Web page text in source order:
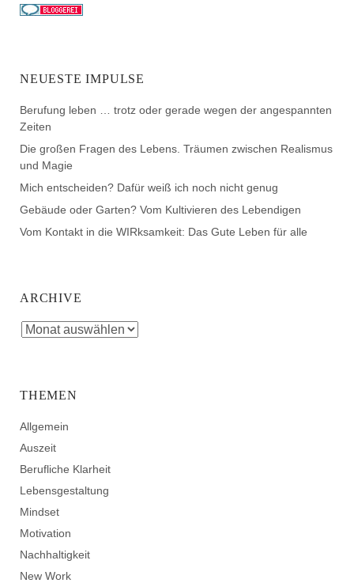
NEUESTE IMPULSE
Berufung leben … trotz oder gerade wegen der angespannten
Zeiten
Die großen Fragen des Lebens. Träumen zwischen Realismus
und Magie
Mich entscheiden? Dafür weiß ich noch nicht genug
Gebäude oder Garten? Vom Kultivieren des Lebendigen
Vom Kontakt in die WIRksamkeit: Das Gute Leben für alle
ARCHIVE
THEMEN
Allgemein
Auszeit
Berufliche Klarheit
Lebensgestaltung
Mindset
Motivation
Nachhaltigkeit
New Work